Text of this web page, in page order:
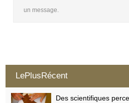
un message.
LePlusRécent
Des scientifiques